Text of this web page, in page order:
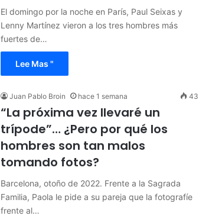
El domingo por la noche en París, Paul Seixas y
Lenny Martínez vieron a los tres hombres más
fuertes de…
Lee Mas "
Juan Pablo Broin hace 1 semana 43
“La próxima vez llevaré un
trípode”… ¿Pero por qué los
hombres son tan malos
tomando fotos?
Barcelona, ​​otoño de 2022. Frente a la Sagrada
Familia, Paola le pide a su pareja que la fotografíe
frente al…